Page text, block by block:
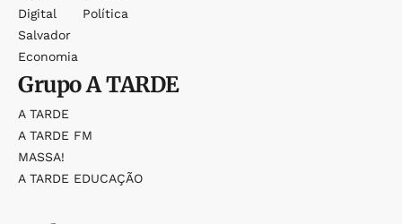
Digital
Salvador
Economia
Política
GrupoA TARDE
A TARDE
A TARDE FM
MASSA!
A TARDE EDUCAÇÃO